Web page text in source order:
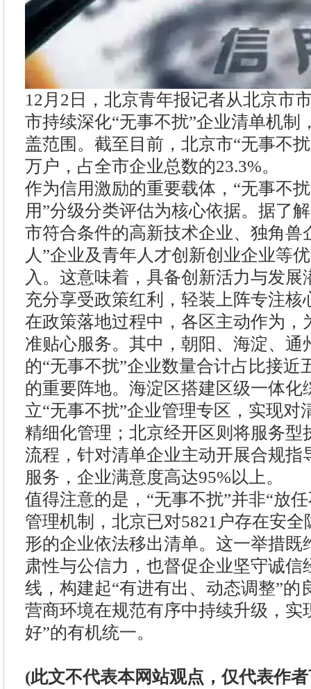
12月2日，北京青年报记者从北京市
市持续深化“无事不扰”企业清单机制
盖范围。截至目前，北京市“无事不
万户，占全市企业总数的23.3%。
作为信用激励的重要载体，“无事不
用”分级分类评估为核心依据。据了
市符合条件的高新技术企业、独角兽
人”企业及青年人才创新创业企业等
入。这意味着，具备创新活力与发展
充分享受政策红利，轻装上阵专注核
在政策落地过程中，各区主动作为，
准贴心服务。其中，朝阳、海淀、通
的“无事不扰”企业数量合计占比接近
的重要阵地。海淀区搭建区级一体化
立“无事不扰”企业管理专区，实现对
精细化管理；北京经开区则将服务型
流程，针对清单企业主动开展合规指
服务，企业满意度高达95%以上。
值得注意的是，“无事不扰”并非“放
管理机制，北京已对5821户存在安
形的企业依法移出清单。这一举措既
肃性与公信力，也督促企业坚守诚信
线，构建起“有进有出、动态调整”的
营商环境在规范有序中持续升级，实
好”的有机统一。
(此文不代表本网站观点，仅代表作